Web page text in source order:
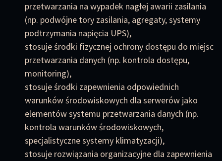
przetwarzania na wypadek nagłej awarii zasilania
(np. podwójne tory zasilania, agregaty, systemy
podtrzymania napięcia UPS),
stosuje środki fizycznej ochrony dostępu do miejsc
przetwarzania danych (np. kontrola dostępu,
monitoring),
stosuje środki zapewnienia odpowiednich
warunków środowiskowych dla serwerów jako
elementów systemu przetwarzania danych (np.
kontrola warunków środowiskowych,
specjalistyczne systemy klimatyzacji),
stosuje rozwiązania organizacyjne dla zapewnienia